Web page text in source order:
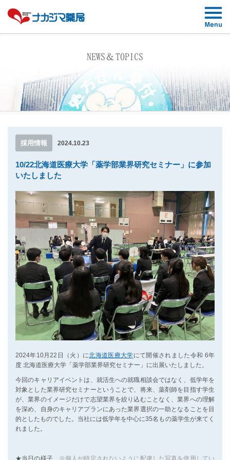
NEWS＆TOPICS
採用情報 2024.10.23
10/22北海道医療大学「薬学部業界研究セミナー」に参加
いたしました
2024年10月22日（火）に北海道医療大学にて開催されました令和 6年
度 北海道医療大学「薬学部業界研究セミナー」に出展いたしました。
今回のキャリアイベントは、就活生への就職相談会ではなく、低学年を
対象とした業界研究セミナーということで、将来、薬剤師を目指す学生
が、業界のイメージだけで志望業界を絞り込むことなく、業界への理解
を深め、自身のキャリアプランにあった業界選択の一助となることを目
的としたものでした。当社には低学年を中心に35名もの薬学生が来てく
れました。
★当日の様子 ※個人が特定されないように配慮した写真を使用してい